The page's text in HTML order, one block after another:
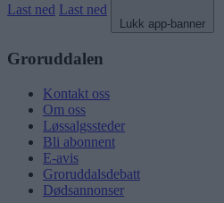
Last ned Last ned
Lukk app-banner
Groruddalen
Kontakt oss
Om oss
Løssalgssteder
Bli abonnent
E-avis
Groruddalsdebatt
Dødsannonser